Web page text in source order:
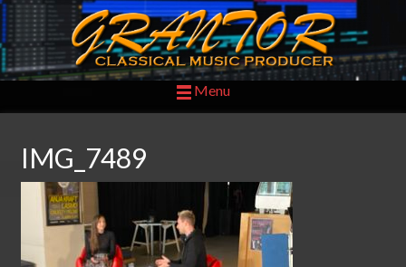
Menu
IMG_7489